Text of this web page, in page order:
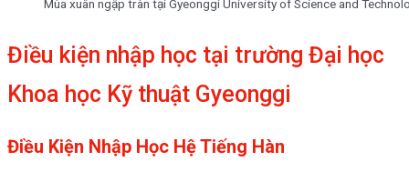
Mùa xuân ngập tràn tại Gyeonggi University of Science and
Điều kiện nhập học tại trường Đại học
Khoa học Kỹ thuật Gyeonggi
Điều Kiện Nhập Học Hệ Tiếng Hàn